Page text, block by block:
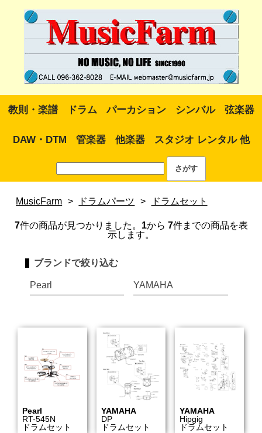
教則・楽譜 ドラム パーカション シンバル 弦楽器
DAW・DTM 管楽器 他楽器 スタジオ レンタル 他
MusicFarm > ドラムパーツ > ドラムセット
7件の商品が見つかりました。 1から 7件までの商品を表
示します。
ブランドで絞り込む
Pearl YAMAHA
Pearl
RT-545N
ドラムセット
YAMAHA
DP
ドラムセット
YAMAHA
Hipgig
ドラムセット